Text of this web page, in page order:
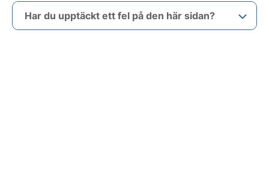
Har du upptäckt ett fel på den här sidan?